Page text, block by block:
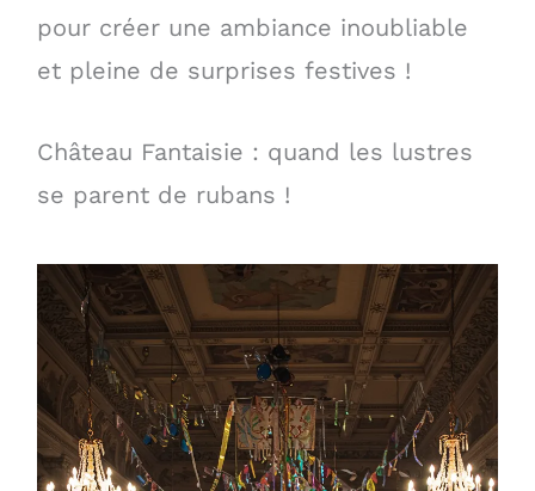
pour créer une ambiance inoubliable
et pleine de surprises festives !
Château Fantaisie : quand les lustres
se parent de rubans !